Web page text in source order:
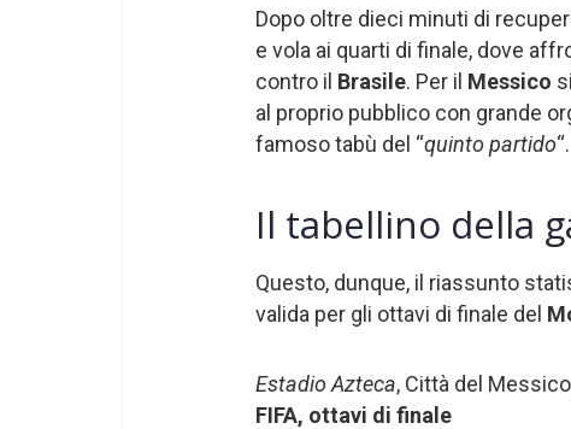
Dopo oltre dieci minuti di
e vola ai quarti di finale, dove
contro il Brasile. Per il Messico
al proprio pubblico con grande
famoso tabù del “quinto partido“.
Il tabellino della
Questo, dunque, il riassunto
valida per gli ottavi di finale del
Estadio Azteca, Città del
FIFA, ottavi di finale